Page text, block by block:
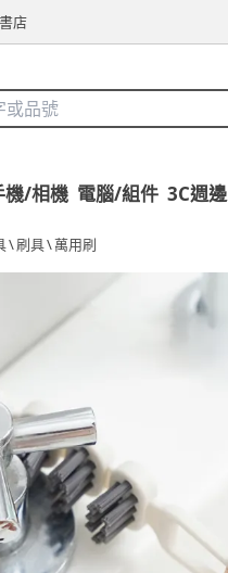
書店
機/相機 電腦/組件 3C週邊
\刷具\萬用刷